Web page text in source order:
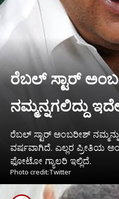
ರೆಬಲ್ ಸ್ಟಾರ್
ನಮ್ಮನ್ನಗಲಿದ್ದು
ರೆಬಲ್ ಸ್ಟಾರ್ ಅಂಬರೀಶ್
ವರ್ಷವಾಗಿದೆ. ಎಲ್ಲರ ಪ್ರೀತಿಯ
ಫೋಟೋ ಗ್ಯಾಲರಿ ಇಲ್ಲಿದೆ.
Photo credit:Twitter